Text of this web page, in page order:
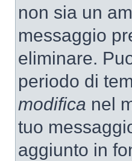
non sia un
messaggio
eliminare.
periodo di
modifica nel
tuo
aggiunto in